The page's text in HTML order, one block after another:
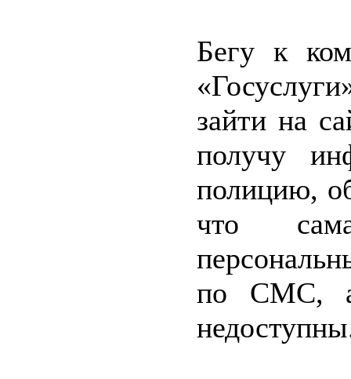
Бегу к
зайти на
получу
полицию,
что
по СМС, а